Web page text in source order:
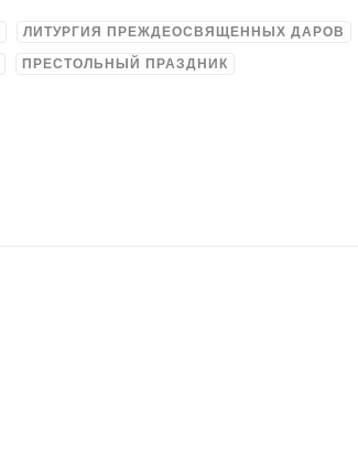
ЛИТУРГИЯ ПРЕЖДЕОСВЯЩЕННЫХ ДАРОВ
ПРЕСТОЛЬНЫЙ ПРАЗДНИК